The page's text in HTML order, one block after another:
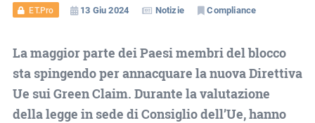
ET.Pro 13 Giu 2024 Notizie Compliance
La maggior parte dei Paesi membri del blocco
sta spingendo per annacquare la nuova Direttiva
Ue sui Green Claim. Durante la valutazione
della legge in sede di Consiglio dell’Ue, hanno